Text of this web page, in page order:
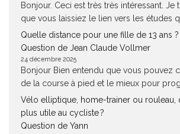
Bonjour. Ceci est très très intéressant. Je
que vous laissiez le lien vers les études
Quelle distance pour une fille de 13 ans ?
Question de Jean Claude Vollmer
24 décembre 2025
Bonjour Bien entendu que vous pouvez
de la course à pied et le mieux pour
Vélo elliptique, home-trainer ou rouleau,
plus utile au cycliste ?
Question de Yann